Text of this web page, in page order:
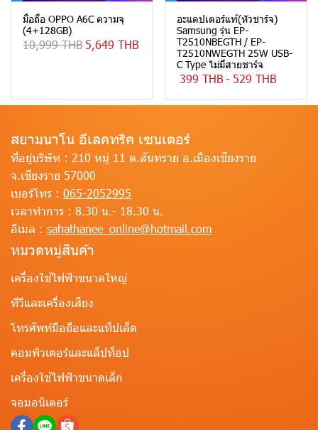
มือถือ OPPO A6C ความจุ
(4+128GB)
10,999 THB 5,649 THB
อะแดปเตอร์แท้(หัวชาร์จ)
Samsung รุ่น EP-
T2510NBEGTH / EP-
T2510NWEGTH 25W USB-
C Type ไม่มีสายชาร์จ
399 THB- 529 THB
สยามนาโน อีเลคทริค เซนเตอร์
ที่อยู่บริษัท : 210 หมู่ 11 ต.สันทราย อ.เมืองเชียงราย
จ.เชียงราย 57000
เบอร์โทร : 065-2052995
เวลาทำการ : 8.30 น.- 18.30 น.
อีเมล : sahathanee_online@hotmail.com
หมวดหมู่สินค้า
เครื่องใช้ไฟฟ้าขนาดใหญ่
ทีวีและเครื่องเสียง
โทรศัพท์มือถือและแท็ปเล็ต
คอมพิวเตอร์และแล็ปท็อป
เครื่องใช้ไฟฟ้าขนาดเล็ก
จอมอนิเตอร์